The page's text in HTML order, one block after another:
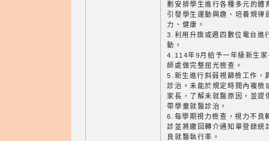
劃安排學生進行各種多元的體
引發學生運動興趣、培養規律
力、健康。
3.利用升旗或週四數位電台進
動。
4.114年9月給予一年級新生
師處做完整屈光檢查。
5.新生進行斜弱視篩檢工作，
診治。未能於規定時間內複檢
家長，了解未就醫原因，並提
帶學童就醫診治。
6.每學期視力檢查，視力不良
診並將繳回轉介通知單登錄統
良就醫執行率。